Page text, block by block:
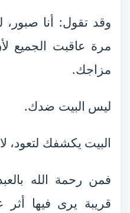
وقد تقول: أنا
مرة عاقبت الجميع
مزاجك.
ليس البيت ضدك.
البيت يكشفك لتعود،
فمن رحمة الله
قريبة يرى فيها أثر